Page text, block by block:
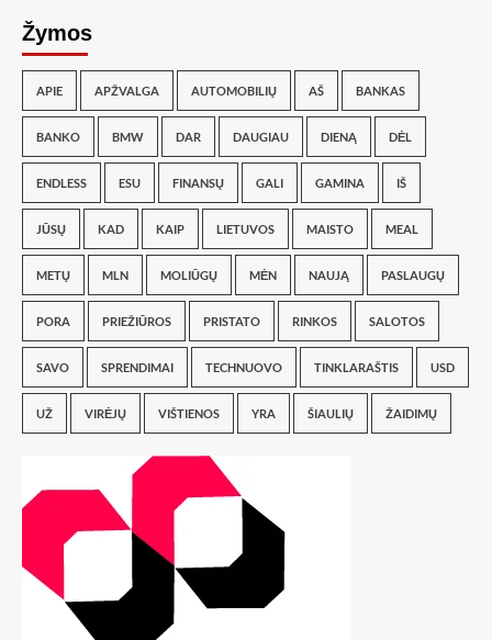
Žymos
APIE APŽVALGA AUTOMOBILIŲ AŠ BANKAS
BANKO BMW DAR DAUGIAU DIENĄ DĖL
ENDLESS ESU FINANSŲ GALI GAMINA IŠ
JŪSŲ KAD KAIP LIETUVOS MAISTO MEAL
METŲ MLN MOLIŪGŲ MĖN NAUJĄ PASLAUGŲ
PORA PRIEŽIŪROS PRISTATO RINKOS SALOTOS
SAVO SPRENDIMAI TECHNUOVO TINKLARAŠTIS USD
UŽ VIRĖJŲ VIŠTIENOS YRA ŠIAULIŲ ŽAIDIMŲ